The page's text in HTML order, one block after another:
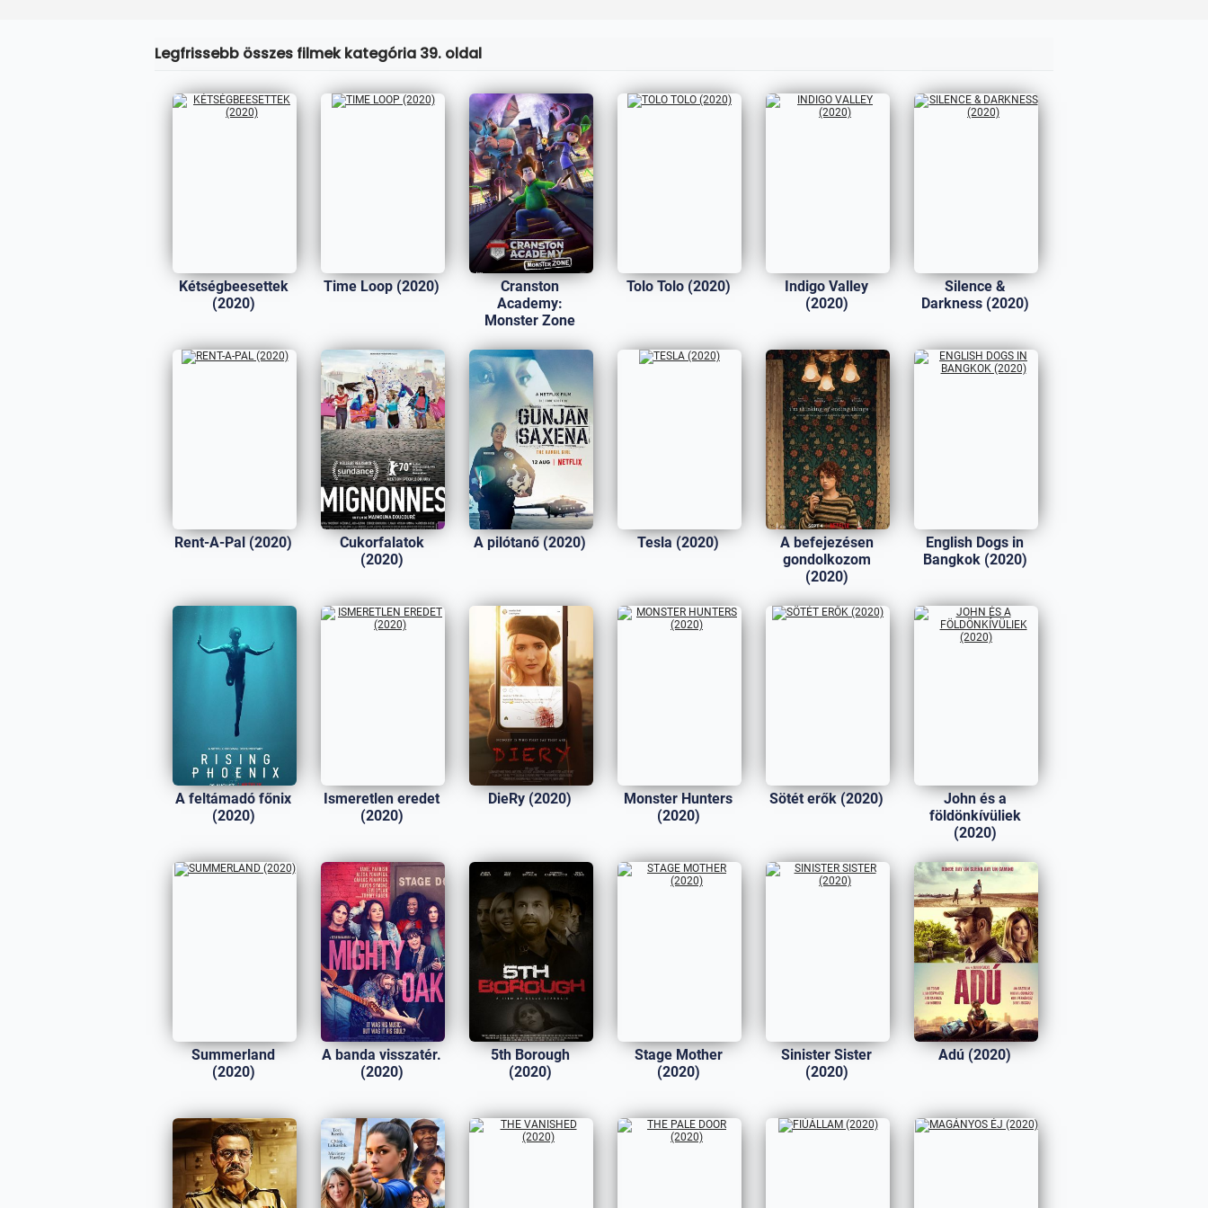
Legfrissebb összes filmek kategória 39. oldal
Kétségbeesettek
(2020)
Time Loop (2020)
Cranston
Academy:
Monster Zone
Tolo Tolo (2020)
Indigo Valley
(2020)
Silence &
Darkness (2020)
Rent-A-Pal (2020)
Cukorfalatok
(2020)
A pilótanő (2020) Tesla (2020)
A befejezésen
gondolkozom
(2020)
English Dogs in
Bangkok (2020)
A feltámadó főnix
(2020)
Ismeretlen eredet
(2020)
DieRy (2020)
Monster Hunters
(2020)
Sötét erők (2020)
John és a
földönkívüliek
(2020)
Summerland
(2020)
A banda visszatér.
(2020)
5th Borough
(2020)
Stage Mother
(2020)
Sinister Sister
(2020)
Adú (2020)